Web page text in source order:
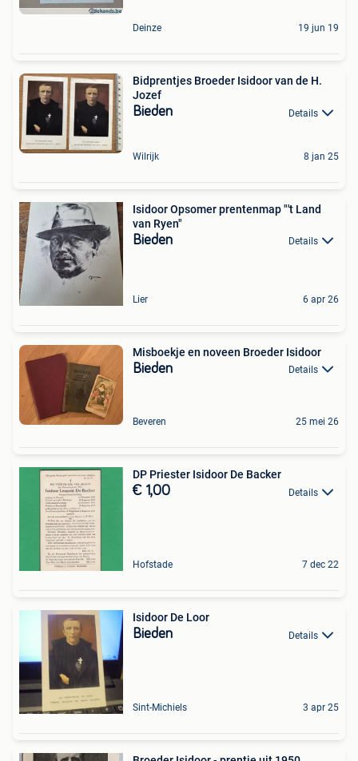
Deinze 19 jun 19
Bidprentjes Broeder Isidoor van de H.
Jozef
Bieden Details
Wilrijk 8 jan 25
Isidoor Opsomer prentenmap "'t Land
van Ryen"
Bieden Details
Lier 6 apr 26
Misboekje en noveen Broeder Isidoor
Bieden Details
Beveren 25 mei 26
DP Priester Isidoor De Backer
€ 1,00 Details
Hofstade 7 dec 22
Isidoor De Loor
Bieden Details
Sint-Michiels 3 apr 25